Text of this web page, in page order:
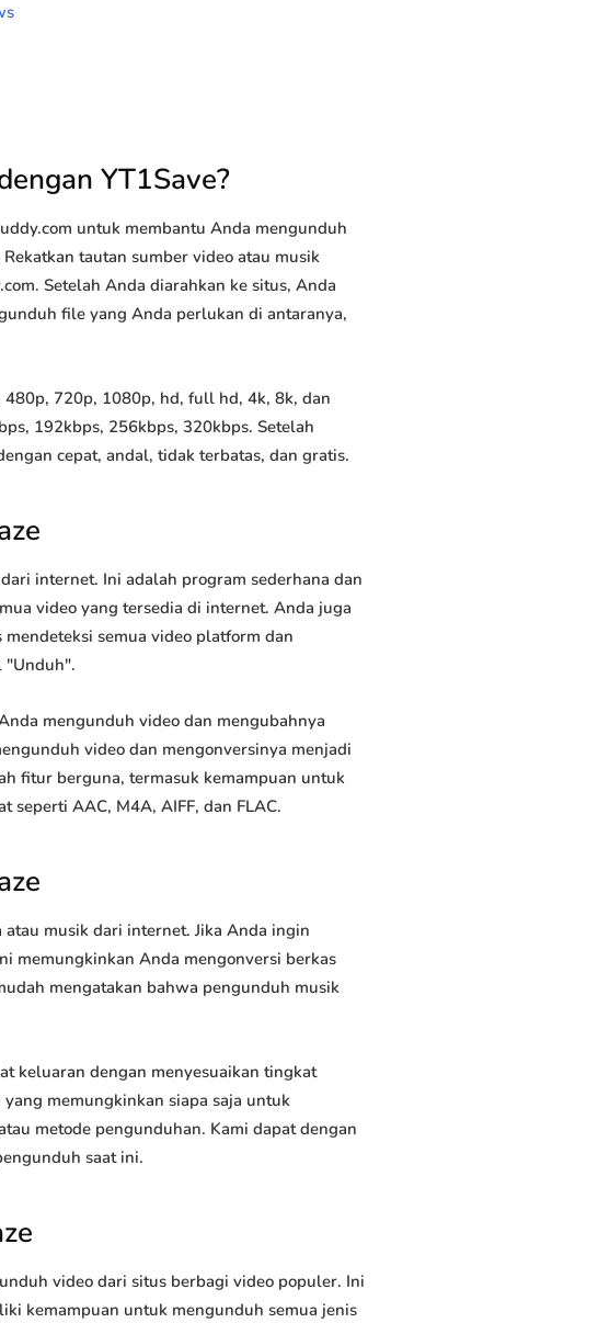
YT1Save?
untuk membantu Anda mengunduh
tautan sumber video atau musik
Setelah Anda diarahkan ke situs, Anda
file yang Anda perlukan di antaranya,
720p, 1080p, hd, full hd, 4k, 8k, dan
192kbps, 256kbps, 320kbps. Setelah
cepat, andal, tidak terbatas, dan gratis.
internet. Ini adalah program sederhana dan
video yang tersedia di internet. Anda juga
semua video platform dan
"Unduh".
mengunduh video dan mengubahnya
video dan mengonversinya menjadi
fitur berguna, termasuk kemampuan untuk
AAC, M4A, AIFF, dan FLAC.
musik dari internet. Jika Anda ingin
memungkinkan Anda mengonversi berkas
mengatakan bahwa pengunduh musik
keluaran dengan menyesuaikan tingkat
memungkinkan siapa saja untuk
metode pengunduhan. Kami dapat dengan
saat ini.
video dari situs berbagi video populer. Ini
kemampuan untuk mengunduh semua jenis